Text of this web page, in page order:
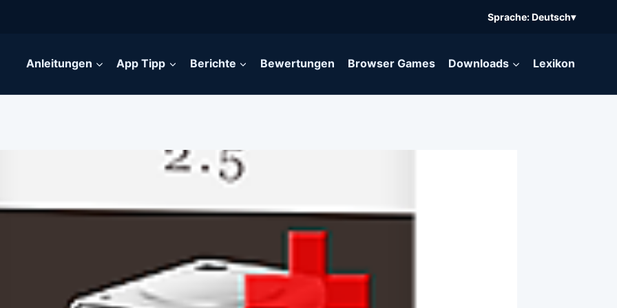
Sprache: Deutsch▾
Anleitungen App Tipp Berichte Bewertungen Browser Games Downloads Lexikon